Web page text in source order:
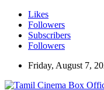
Likes
Followers
Subscribers
Followers
Friday, August 7,